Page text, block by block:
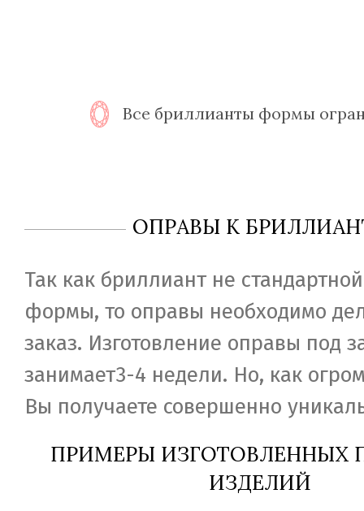
Все бриллианты формы
ОПРАВЫ К
Так как бриллиант не
формы, то оправы необходимо
заказ. Изготовление оправы под
занимает3-4 недели. Но, как
Вы получаете совершенно
ПРИМЕРЫ ИЗГОТОВЛЕННЫХ
ИЗДЕЛИЙ